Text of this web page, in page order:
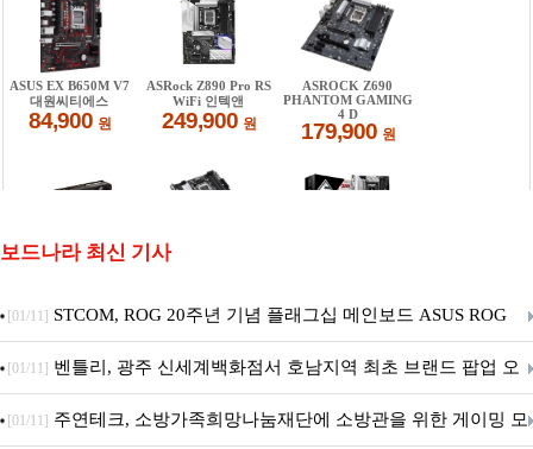
보드나라 최신 기사
[01/11] STCOM, ROG 20주년 기념 플래그십 메인보드 ASUS ROG
Crosshair X870E EDITION 20 국내 출시 예정
[01/11] 벤틀리, 광주 신세계백화점서 호남지역 최초 브랜드 팝업 오
픈
[01/11] 주연테크, 소방가족희망나눔재단에 소방관을 위한 게이밍 모